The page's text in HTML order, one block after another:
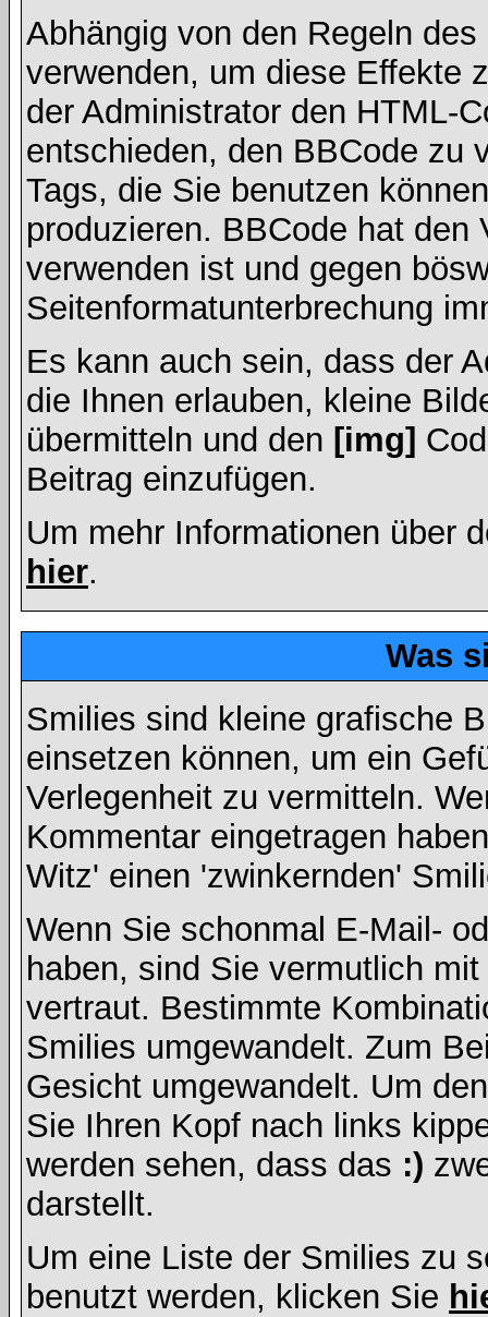
Abhängig von den Regeln
verwenden, um diese Effekte
der Administrator den HTML-
entschieden, den BBCode zu
Tags, die Sie benutzen
produzieren. BBCode hat
verwenden ist und gegen
Seitenformatunterbrechung
Es kann auch sein, dass der
die Ihnen erlauben, kleine
übermitteln und den [img]
Beitrag einzufügen.
Um mehr Informationen über
hier.
Was
Smilies sind kleine grafische
einsetzen können, um ein
Verlegenheit zu vermitteln.
Kommentar eingetragen
Witz' einen 'zwinkernden'
Wenn Sie schonmal E-Mail-
haben, sind Sie vermutlich
vertraut. Bestimmte
Smilies umgewandelt. Zum
Gesicht umgewandelt. Um
Sie Ihren Kopf nach links
werden sehen, dass das :)
darstellt.
Um eine Liste der Smilies zu
benutzt werden, klicken Sie